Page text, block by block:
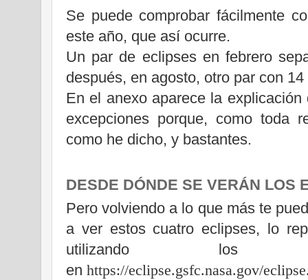
Se puede comprobar fácilmente
este año, que así ocurre.
Un par de eclipses en febrero
después, en agosto, otro par con
En el anexo aparece la
excepciones porque, como toda
como he dicho, y bastantes.
DESDE DÓNDE SE VERÁN LOS
Pero volviendo a lo que más te
a ver estos cuatro eclipses, l o
utilizando los
enhttps://eclipse.gsfc.nasa.gov/